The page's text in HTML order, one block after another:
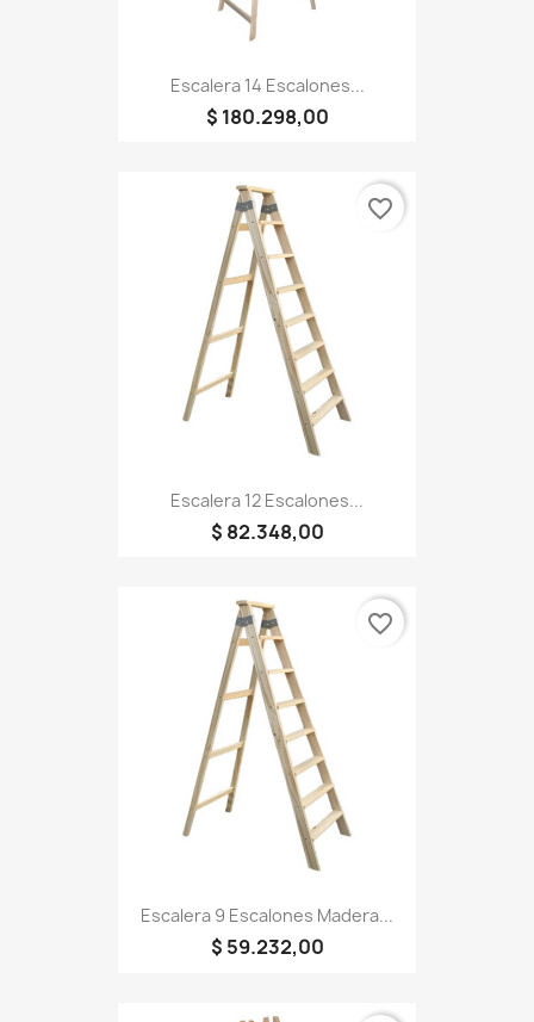
Escalera 14 Escalones...
$ 180.298,00
Escalera 12 Escalones...
$ 82.348,00
favorite_border
Escalera 9 Escalones Madera...
$ 59.232,00
favorite_border